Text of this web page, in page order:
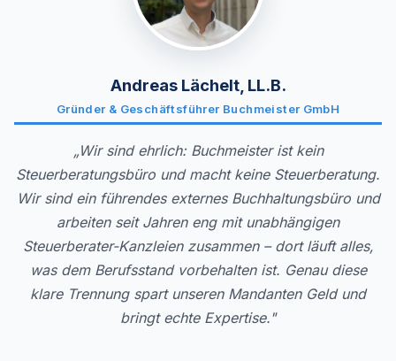
Andreas Lächelt, LL.B.
Gründer & Geschäftsführer Buchmeister GmbH
„Wir sind ehrlich: Buchmeister ist kein
Steuerberatungsbüro und macht keine Steuerberatung.
Wir sind ein führendes externes Buchhaltungsbüro und
arbeiten seit Jahren eng mit unabhängigen
Steuerberater-Kanzleien zusammen – dort läuft alles,
was dem Berufsstand vorbehalten ist. Genau diese
klare Trennung spart unseren Mandanten Geld und
bringt echte Expertise."